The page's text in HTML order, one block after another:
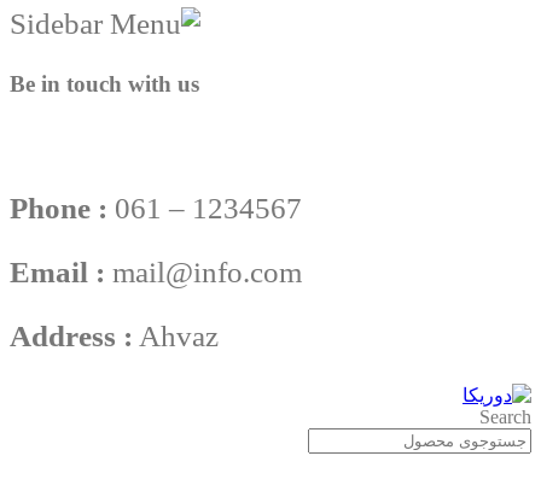
Be in touch with us
Phone : 061 – 1234567
Email : mail@info.com
Address : Ahvaz
Search